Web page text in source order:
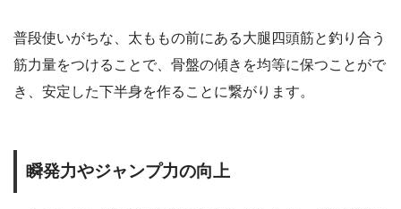
普段使いがちな、太ももの前にある大腿四頭筋と釣り合う
筋力量をつけることで、骨盤の傾きを均等に保つことがで
き、安定した下半身を作ることに繋がります。
瞬発力やジャンプ力の向上